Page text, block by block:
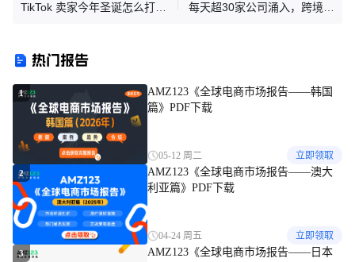
TikTok 卖家今年圣诞怎么打？
每天超30家公司涌入，跨境电
热门报告
1
AMZ123《全球电商市场报告——韩国
篇》PDF下载
05-12 周二 立即领取
2
AMZ123《全球电商市场报告——澳大
利亚篇》PDF下载
04-24 周五 立即领取
3 AMZ123《全球电商市场报告——日本